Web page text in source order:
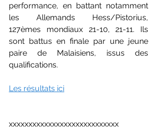
performance, en battant notamment
les Allemands Hess/Pistorius,
127èmes mondiaux 21-10, 21-11. Ils
sont battus en finale par une jeune
paire de Malaisiens, issus des
qualifications.
Les résultats ici
xxxxxxxxxxxxxxxxxxxxxxxxxxxx